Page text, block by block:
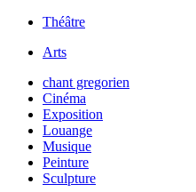
Théâtre
Arts
chant gregorien
Cinéma
Exposition
Louange
Musique
Peinture
Sculpture